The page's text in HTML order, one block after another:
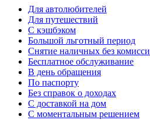
Для автолюбителей
Для путешествий
С кэшбэком
Большой льготный период
Снятие наличных без комисси
Бесплатное обслуживание
В день обращения
По паспорту
Без справок о доходах
С доставкой на дом
С моментальным решением